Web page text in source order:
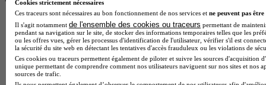
BTS Esf en alternance
BTS Dietetique en alternance
BTS Mco en alternance
BTS Pi en alternance
BTS Sp3s en alternance
Master CCA en alternance
Cookies strictement nécessaires
Ces traceurs sont nécessaires au bon fonctionnement de nos services et ne peuvent pas être
Il s'agit notamment de l'ensemble des cookies ou traceurs permettant de
pendant sa navigation sur le site, de stocker des informations temporaires telles que les
ou les offres vues, gérer les processus d'identification de l'utilisateur, vérifier s'il est
la sécurité du site web en détectant les tentatives d'accès frauduleux ou les violations de
Ces cookies ou traceurs permettent également de piloter et suivre les sources d'acquisition
unique permettant de comprendre comment nos utilisateurs naviguent sur nos sites et nos
sources de trafic.